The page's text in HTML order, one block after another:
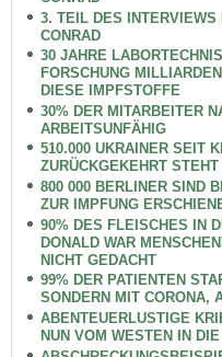
3. TEIL DES INTERVIEWS
CONRAD
30 JAHRE
FORSCHUNG
DIESE IMPFSTOFFE
30% DER MITARBEITER
ARBEITSUNFÄHIG
510.000 UKRAINER SEIT
ZURÜCKGEKEHRT
800 000 BERLINER SIND
ZUR IMPFUNG
90% DES FLEISCHES IN
DONALD WAR
NICHT GEDACHT
99% DER PATIENTEN
SONDERN MIT CORONA,
ABENTEUERLUSTIGE
NUN VOM WESTEN IN